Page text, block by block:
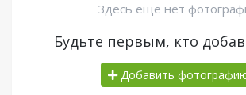
Здесь еще нет
Будьте первым, кто
Добавить